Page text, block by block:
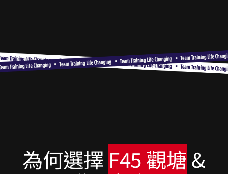
為何選擇 F45 觀塘&